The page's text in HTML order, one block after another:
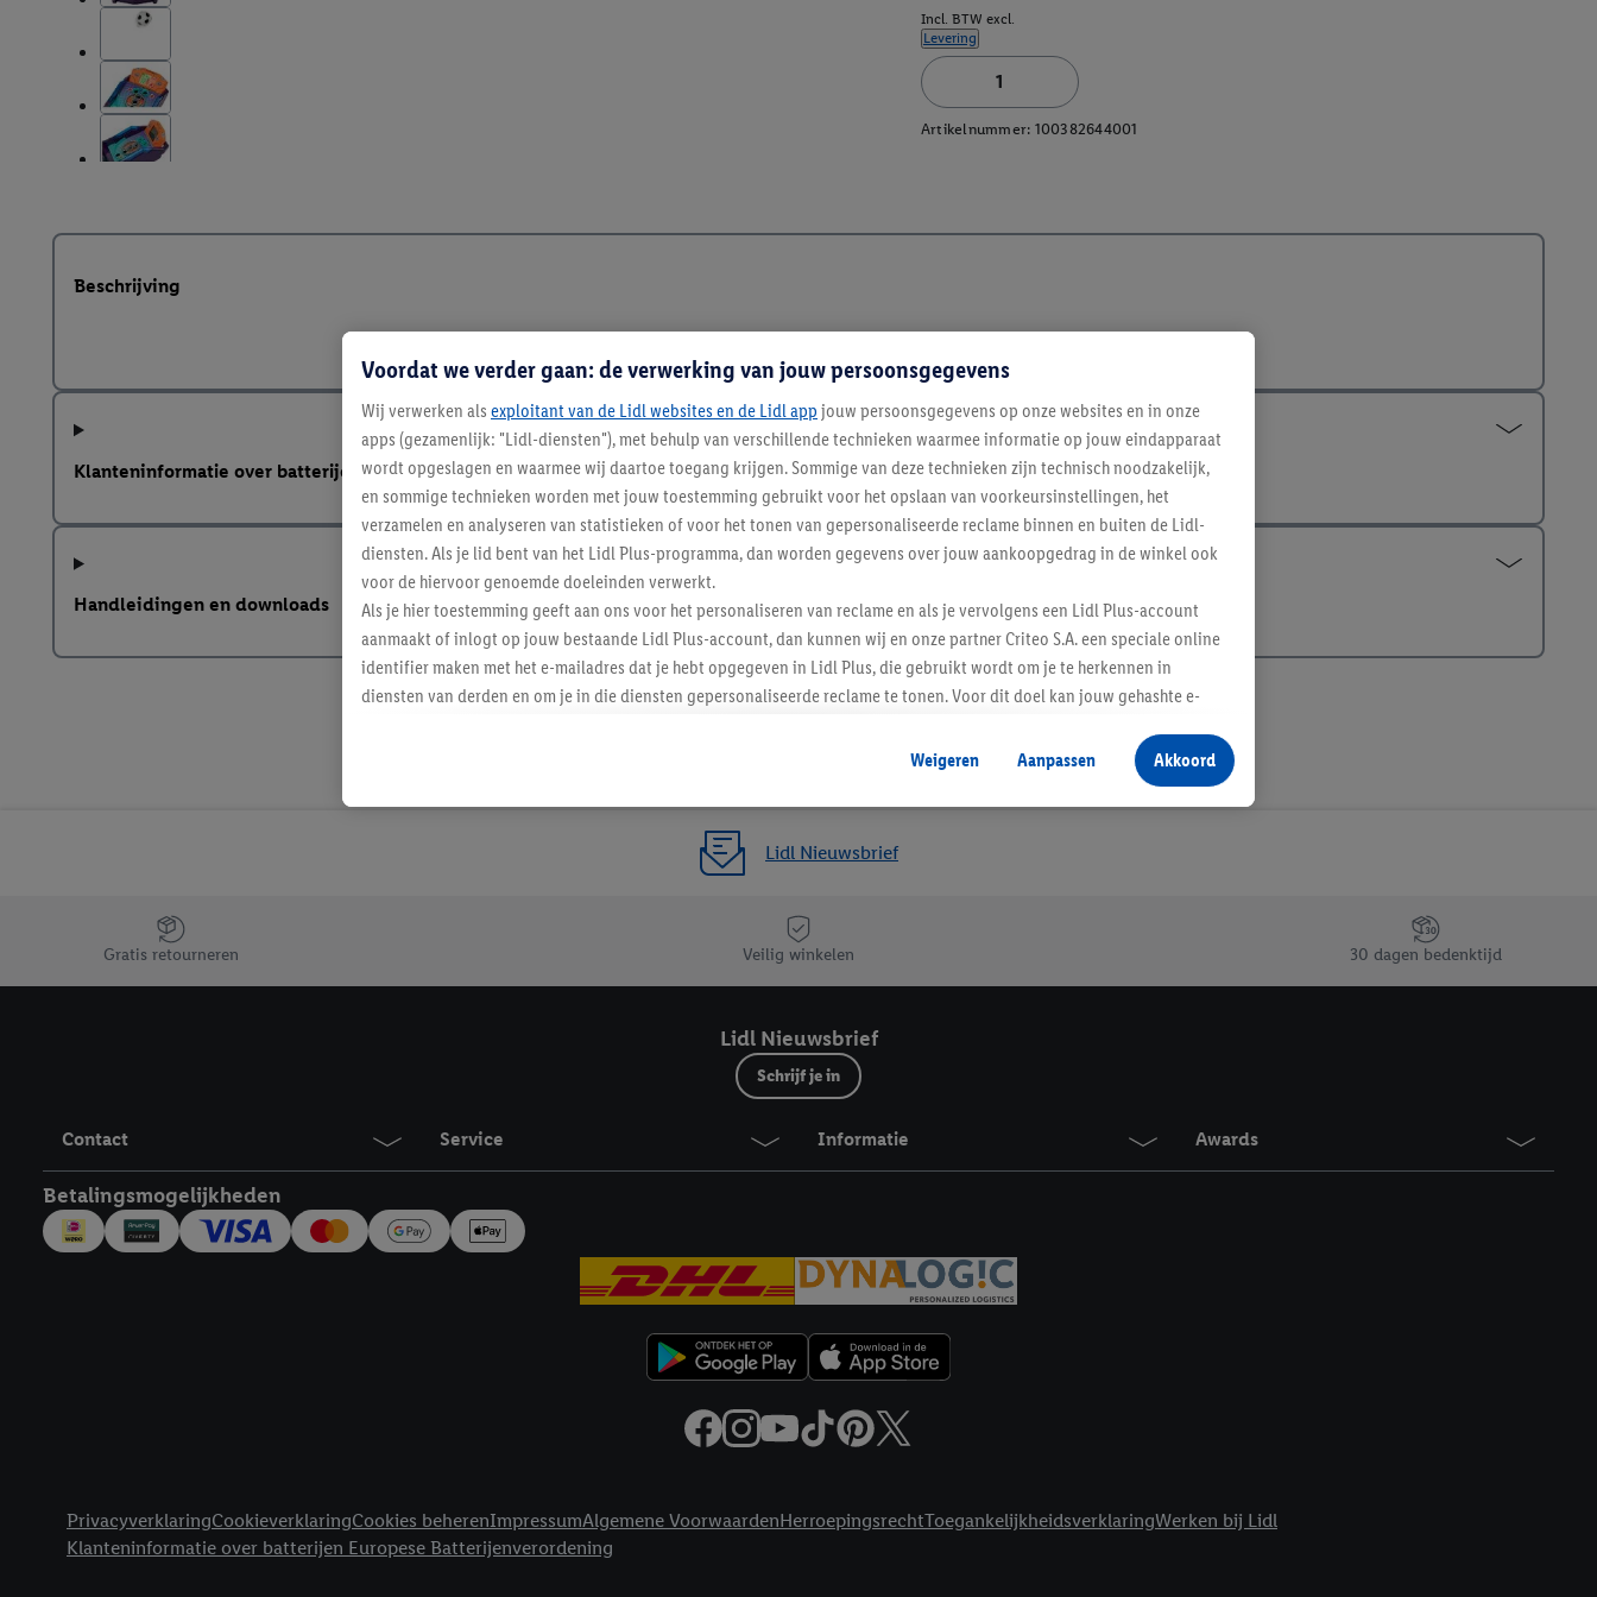
Incl. BTW excl.
Levering
Artikelnummer: 100382644001
Beschrijving
Klanteninformatie over batterijen Europese Batterijenverordening
Handleidingen en downloads
Lidl Nieuwsbrief
Jouw voordelen bij ons als Lidl webshop klant
Gratis retourneren Veilig winkelen 30 dagen bedenktijd
Lidl Nieuwsbrief
Schrijf je in
Contact Service Informatie Awards
Betalingsmogelijkheden
PrivacyverklaringCookieverklaringCookies beherenImpressumAlgemene VoorwaardenHerroepingsrechtToegankelijkheidsverklaringWerken bij Lidl
Klanteninformatie over batterijen Europese Batterijenverordening
Voordat we verder gaan: de verwerking van jouw persoonsgegevens
Wij verwerken als exploitant van de Lidl websites en de Lidl app jouw persoonsgegevens op onze websites en in onze
apps (gezamenlijk: "Lidl-diensten"), met behulp van verschillende technieken waarmee informatie op jouw eindapparaat
wordt opgeslagen en waarmee wij daartoe toegang krijgen. Sommige van deze technieken zijn technisch noodzakelijk,
en sommige technieken worden met jouw toestemming gebruikt voor het opslaan van voorkeursinstellingen, het
verzamelen en analyseren van statistieken of voor het tonen van gepersonaliseerde reclame binnen en buiten de Lidl-
diensten. Als je lid bent van het Lidl Plus-programma, dan worden gegevens over jouw aankoopgedrag in de winkel ook
voor de hiervoor genoemde doeleinden verwerkt.
Als je hier toestemming geeft aan ons voor het personaliseren van reclame en als je vervolgens een Lidl Plus-account
aanmaakt of inlogt op jouw bestaande Lidl Plus-account, dan kunnen wij en onze partner Criteo S.A. een speciale online
identifier maken met het e-mailadres dat je hebt opgegeven in Lidl Plus, die gebruikt wordt om je te herkennen in
diensten van derden en om je in die diensten gepersonaliseerde reclame te tonen. Voor dit doel kan jouw gehashte e-
Als je hiervoor toestemming geeft, dan kunnen retargeting advertenties worden weergegeven voor producten waarin je
eerder interesse hebt getoond (bijvoorbeeld door het product in een winkelmandje van een online winkel te plaatsen
maar het niet te kopen). De retargeting advertenties kunnen op verschillende eindapparaten en binnen verschillende
Lidl-diensten worden weergegeven, als verschillende eindapparaten en Lidl-diensten, met behulp van jouw gehashte e-
Onder "Aanpassen" kun je aangeven met welke cookies en vergelijkbare technieken en met welke
Door op "Akkoord" te klikken, stem je in met alle verwerkingen voor alle bovengenoemde doeleinden. Meer informatie,
inclusief over de opslagperiode van de gegevens en je recht om jouw toestemming op elk gewenst moment in te
over de cookies die wij inzetten.
Weigeren Aanpassen Akkoord